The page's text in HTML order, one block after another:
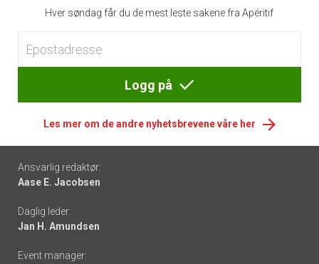
Hver søndag får du de mest leste sakene fra Apéritif
Logg på
Les mer om de andre nyhetsbrevene våre her
Footer
-
links
Ansvarlig redaktør:
Aase E. Jacobsen
Daglig leder:
Jan H. Amundsen
Event manager: